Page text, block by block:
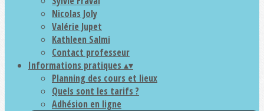
Nicolas Joly
Valérie Jupet
Kathleen Salmi
Contact professeur
Informations pratiques ▴▾
Planning des cours et lieux
Quels sont les tarifs ?
Adhésion en ligne